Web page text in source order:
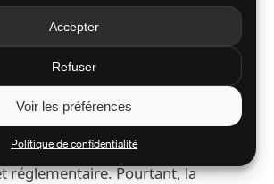
Accepter
Refuser
Voir les préférences
Politique de confidentialité
Continue et
des Compétences
continu constitue un impératif dans
B2B en constante évolution
réglementaire. Pourtant, la